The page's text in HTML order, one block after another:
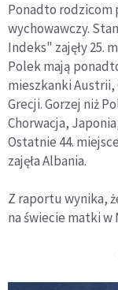
Ponadto rodzicom
wychowawczy.
Indeks" zajęły 25.
Polek mają
mieszkanki Austrii,
Grecji. Gorzej niż
Chorwacja,
Ostatnie 44.
zajęła Albania.
Z raportu wynika,
na świecie matki w